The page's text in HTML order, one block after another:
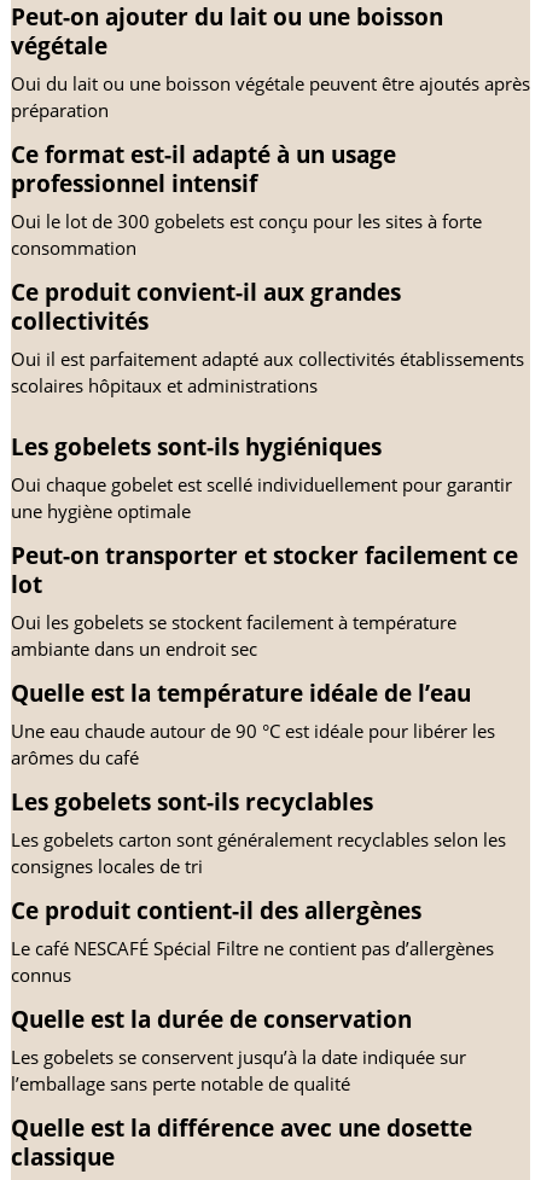
Peut-on ajouter du lait ou une boisson
végétale
Oui du lait ou une boisson végétale peuvent être ajoutés après
préparation
Ce format est-il adapté à un usage
professionnel intensif
Oui le lot de 300 gobelets est conçu pour les sites à forte
consommation
Ce produit convient-il aux grandes
collectivités
Oui il est parfaitement adapté aux collectivités établissements
scolaires hôpitaux et administrations
Les gobelets sont-ils hygiéniques
Oui chaque gobelet est scellé individuellement pour garantir
une hygiène optimale
Peut-on transporter et stocker facilement ce
lot
Oui les gobelets se stockent facilement à température
ambiante dans un endroit sec
Quelle est la température idéale de l’eau
Une eau chaude autour de 90 °C est idéale pour libérer les
arômes du café
Les gobelets sont-ils recyclables
Les gobelets carton sont généralement recyclables selon les
consignes locales de tri
Ce produit contient-il des allergènes
Le café NESCAFÉ Spécial Filtre ne contient pas d’allergènes
connus
Quelle est la durée de conservation
Les gobelets se conservent jusqu’à la date indiquée sur
l’emballage sans perte notable de qualité
Quelle est la différence avec une dosette
classique